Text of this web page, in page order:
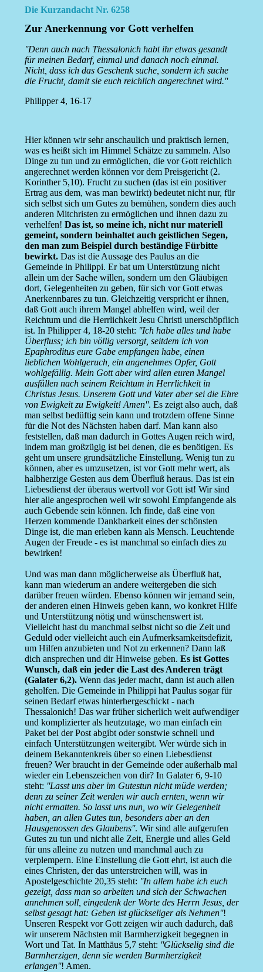
Die Kurzandacht Nr. 6258
Zur Anerkennung vor Gott verhelfen
''Denn auch nach Thessalonich habt ihr etwas gesandt
für meinen Bedarf, einmal und danach noch einmal.
Nicht, dass ich das Geschenk suche, sondern ich suche
die Frucht, damit sie euch reichlich angerechnet wird.''
Philipper 4, 16-17
Hier können wir sehr anschaulich und praktisch lernen,
was es heißt sich im Himmel Schätze zu sammeln. Also
Dinge zu tun und zu ermöglichen, die vor Gott reichlich
angerechnet werden können vor dem Preisgericht (2.
Korinther 5,10). Frucht zu suchen (das ist ein positiver
Ertrag aus dem, was man bewirkt) bedeutet nicht nur, für
sich selbst sich um Gutes zu bemühen, sondern dies auch
anderen Mitchristen zu ermöglichen und ihnen dazu zu
verhelfen! Das ist, so meine ich, nicht nur materiell
gemeint, sondern beinhaltet auch geistlichen Segen,
den man zum Beispiel durch beständige Fürbitte
bewirkt.Das ist die Aussage des Paulus an die
Gemeinde in Philippi. Er bat um Unterstützung nicht
allein um der Sache willen, sondern um den Gläubigen
dort, Gelegenheiten zu geben, für sich vor Gott etwas
Anerkennbares zu tun. Gleichzeitig verspricht er ihnen,
daß Gott auch ihrem Mangel abhelfen wird, weil der
Reichtum und die Herrlichkeit Jesu Christi unerschöpflich
ist. In Philipper 4, 18-20 steht: ''Ich habe alles und habe
Überfluss; ich bin völlig versorgt, seitdem ich von
Epaphroditus eure Gabe empfangen habe, einen
lieblichen Wohlgeruch, ein angenehmes Opfer, Gott
wohlgefällig. Mein Gott aber wird allen euren Mangel
ausfüllen nach seinem Reichtum in Herrlichkeit in
Christus Jesus. Unserem Gott und Vater aber sei die Ehre
von Ewigkeit zu Ewigkeit! Amen''. Es zeigt also auch, daß
man selbst bedüftig sein kann und trotzdem offene Sinne
für die Not des Nächsten haben darf. Man kann also
feststellen, daß man dadurch in Gottes Augen reich wird,
indem man großzügig ist bei denen, die es benötigen. Es
geht um unsere grundsätzliche Einstellung. Wenig tun zu
können, aber es umzusetzen, ist vor Gott mehr wert, als
halbherzige Gesten aus dem Überfluß heraus. Das ist ein
Liebesdienst der überaus wertvoll vor Gott ist! Wir sind
hier alle angesprochen weil wir sowohl Empfangende als
auch Gebende sein können. Ich finde, daß eine von
Herzen kommende Dankbarkeit eines der schönsten
Dinge ist, die man erleben kann als Mensch. Leuchtende
Augen der Freude - es ist manchmal so einfach dies zu
bewirken!
Und was man dann möglicherweise als Überfluß hat,
kann man wiederum an andere weitergeben die sich
darüber freuen würden. Ebenso können wir jemand sein,
der anderen einen Hinweis geben kann, wo konkret Hilfe
und Unterstützung nötig und wünschenswert ist.
Vielleicht hast du manchmal selbst nicht so die Zeit und
Geduld oder vielleicht auch ein Aufmerksamkeitsdefizit,
um Hilfen anzubieten und Not zu erkennen? Dann laß
dich ansprechen und dir Hinweise geben. Es ist Gottes
Wunsch, daß ein jeder die Last des Anderen trägt
(Galater 6,2).Wenn das jeder macht, dann ist auch allen
geholfen. Die Gemeinde in Philippi hat Paulus sogar für
seinen Bedarf etwas hinterhergeschickt - nach
Thessalonich! Das war früher sicherlich weit aufwendiger
und komplizierter als heutzutage, wo man einfach ein
Paket bei der Post abgibt oder sonstwie schnell und
einfach Unterstützungen weitergibt. Wer würde sich in
deinem Bekanntenkreis über so einen Liebesdienst
freuen? Wer braucht in der Gemeinde oder außerhalb mal
wieder ein Lebenszeichen von dir? In Galater 6, 9-10
steht: ''Lasst uns aber im Gutestun nicht müde werden;
denn zu seiner Zeit werden wir auch ernten, wenn wir
nicht ermatten. So lasst uns nun, wo wir Gelegenheit
haben, an allen Gutes tun, besonders aber an den
Hausgenossen des Glaubens''. Wir sind alle aufgerufen
Gutes zu tun und nicht alle Zeit, Energie und alles Geld
für uns alleine zu nutzen und manchmal auch zu
verplempern. Eine Einstellung die Gott ehrt, ist auch die
eines Christen, der das unterstreichen will, was in
Apostelgeschichte 20,35 steht: ''In allem habe ich euch
gezeigt, dass man so arbeiten und sich der Schwachen
annehmen soll, eingedenk der Worte des Herrn Jesus, der
selbst gesagt hat: Geben ist glückseliger als Nehmen''!
Unseren Respekt vor Gott zeigen wir auch dadurch, daß
wir unserem Nächsten mit Barmherzigkeit begegnen in
Wort und Tat. In Matthäus 5,7 steht: ''Glückselig sind die
Barmherzigen, denn sie werden Barmherzigkeit
erlangen''! Amen.